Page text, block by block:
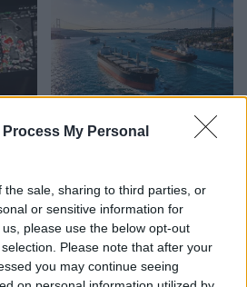
Process My Personal
the sale, sharing to third parties, or
or sensitive information for
please use the below opt-out
Please note that after your
you may continue seeing
Turqia vendos kufizime
për disa anije drejt Detit të